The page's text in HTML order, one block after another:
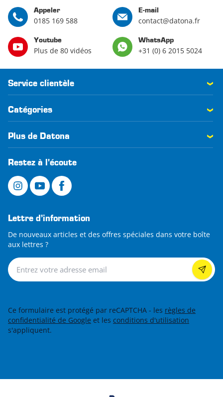
Appeler
0185 169 588
E-mail
contact@datona.fr
Youtube
Plus de 80 vidéos
WhatsApp
+31 (0) 6 2015 5024
Service clientèle
Catégories
Plus de Datona
Restez à l'écoute
Lettre d’information
De nouveaux articles et des offres spéciales dans votre boîte
aux lettres ?
Lettre d’information
Ce formulaire est protégé par reCAPTCHA - les règles de
confidentialité de Google et les conditions d'utilisation
s'appliquent.